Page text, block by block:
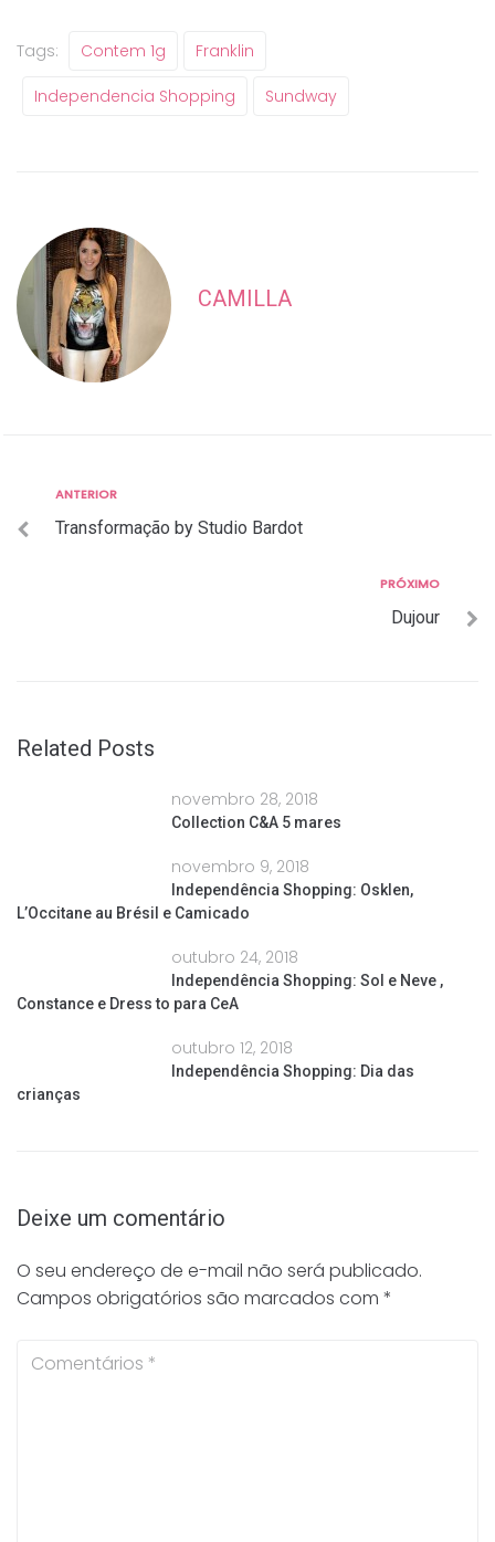
Tags: Contem 1g Franklin
Independencia Shopping Sundway
CAMILLA
Navegação
de
Anterior
ANTERIOR
Transformação by Studio Bardot
PRÓXIMO
Dujour
Related Posts
novembro 28, 2018
Collection C&A 5 mares
novembro 9, 2018
Independência Shopping: Osklen,
L’Occitane au Brésil e Camicado
outubro 24, 2018
Independência Shopping: Sol e Neve ,
Constance e Dress to para CeA
outubro 12, 2018
Independência Shopping: Dia das
crianças
Deixe um comentário
O seu endereço de e-mail não será publicado.
Campos obrigatórios são marcados com *